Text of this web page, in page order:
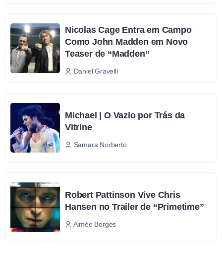
Nicolas Cage Entra em Campo
Como John Madden em Novo
Teaser de “Madden”
Daniel Gravelli
Michael | O Vazio por Trás da
Vitrine
Samara Norberto
Robert Pattinson Vive Chris
Hansen no Trailer de “Primetime”
Aimée Borges